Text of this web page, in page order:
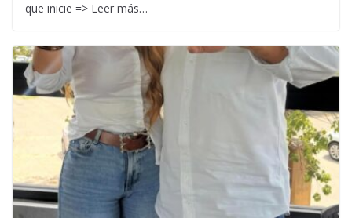
que inicie => Leer más…